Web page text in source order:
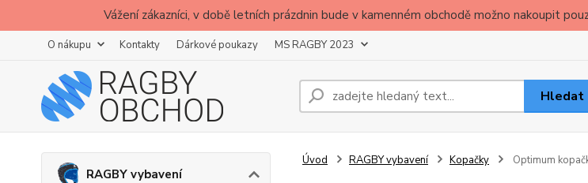
Vážení zákazníci, v době letních prázdnin bude v kamenném obchodě možno nakoupit
O nákupu Kontakty Dárkové poukazy MS RAGBY 2023
Hledat
RAGBY vybavení
Úvod RAGBY vybavení Kopačky Optimum